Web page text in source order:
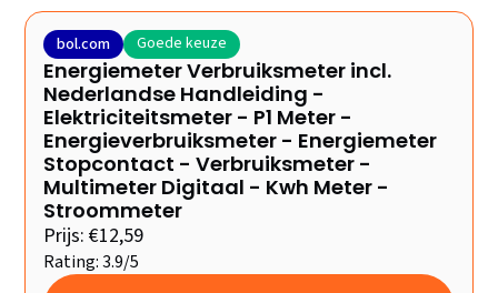
bol.com Goede keuze
Energiemeter Verbruiksmeter incl.
Nederlandse Handleiding -
Elektriciteitsmeter - P1 Meter -
Energieverbruiksmeter - Energiemeter
Stopcontact - Verbruiksmeter -
Multimeter Digitaal - Kwh Meter -
Stroommeter
Prijs: €12,59
Rating: 3.9/5